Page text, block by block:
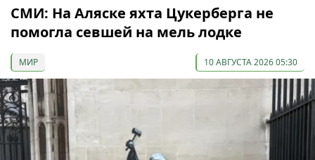
СМИ: На Аляске яхта Цукерберга не
помогла севшей на мель лодке
МИР 10 АВГУСТА 2026 05:30